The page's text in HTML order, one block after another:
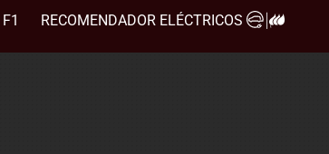
F1
RECOMENDADOR ELÉCTRICOS